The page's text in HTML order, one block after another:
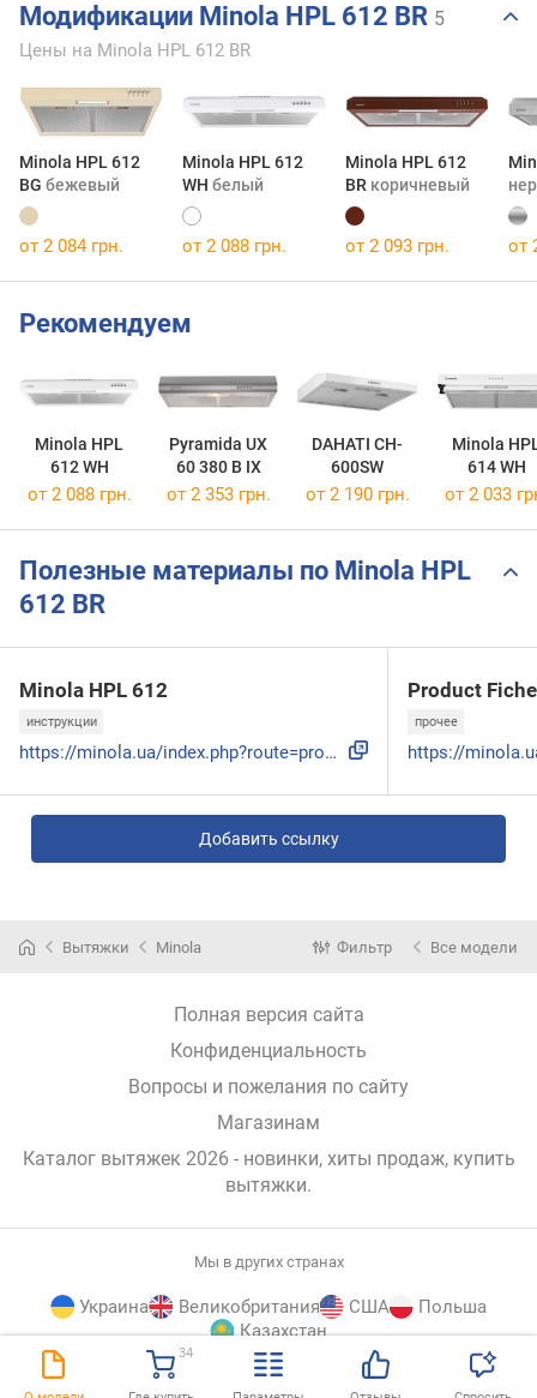
34
Модификации Minola HPL 612 BR 5
Цены на Minola HPL 612 BR
Minola HPL 612
BG бежевый
Minola HPL 612
WH белый
Minola HPL 612
BR коричневый
от 2 084 грн. от 2 088 грн. от 2 093 грн. от
Рекомендуем
Minola HPL
612 WH
Pyramida UX
60 380 B IX
DAHATI CH-
600SW
Minola
614 WH
от 2 088 грн. от 2 353 грн. от 2 190 грн. от 2 033
Полезные материалы по Minola HPL
612 BR
Minola HPL 612
инструкции
https://minola.ua/index.php?route=product/product/download&...
Product Fiche
прочее
Добавить ссылку
Вытяжки Minola Фильтр Все модели
Полная версия сайта
Конфиденциальность
Вопросы и пожелания по сайту
Магазинам
Каталог вытяжек 2026 - новинки, хиты продаж, купить
вытяжки.
Мы в других странах
Украина Великобритания США
Польша
Казахстан